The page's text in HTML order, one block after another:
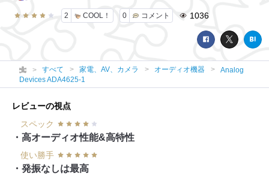
2 COOL！ 0 コメント 1036
すべて 家電、AV、カメラ オーディオ機器
Analog
Devices ADA4625-1
レビューの視点
スペック
・高オーディオ性能&高特性
使い勝手
・発振なしは最高